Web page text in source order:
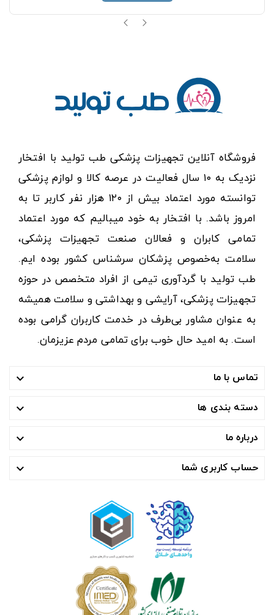
فروشگاه آنلاین تجهیزات پزشکی طب تولید با افتخار
نزدیک به ۱۰ سال فعالیت در عرصه کالا و لوازم پزشکی
توانسته مورد اعتماد بیش از ۱۲۰ هزار نفر کاربر تا به
امروز باشد. با افتخار به خود میبالیم که مورد اعتماد
تمامی کابران و فعالان صنعت تجهیزات پزشکی،
سلامت به‌خصوص پزشکان سرشناس کشور بوده ایم.
طب تولید با گردآوری تیمی از افراد متخصص در حوزه
تجهیزات پزشکی، آرایشی و بهداشتی و سلامت همیشه
به عنوان مشاور بی‌طرف در خدمت کاربران گرامی بوده
است. به امید حال خوب برای تمامی مردم عزیزمان.
تماس با ما 
دسته بندی ها 
درباره ما 
حساب کاربری شما 